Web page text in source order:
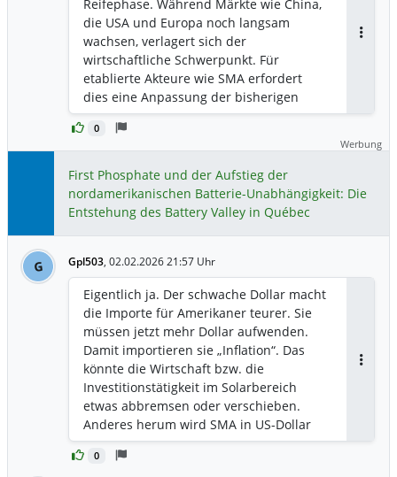
0
Reifephase. Während Märkte wie China,
die USA und Europa noch langsam
wachsen, verlagert sich der
wirtschaftliche Schwerpunkt. Für
etablierte Akteure wie SMA erfordert
dies eine Anpassung der bisherigen
(hardwareorientierten) Strategie. Ich
sehen für die Zukunft eine neue
Marktdynamik und weiter einen hohen
Margendruck im Markt. Das globale
Geschäft mit Aufdachanlagen
(Residential) stabilisiert sich auf einem
Wettbewerb aus Asien für sinkende
Hardware-Preise. Auch im Bereich der
Großanlagen (Large Scale), der m.M.n.
weltweit um 5 bis 10 % zulegt, bleibt der
Kostendruck hoch. Da
Batterietechnologien ebenfalls einem
schnellen Preisverfall unterliegen
(Technologiefortschritt und Scale-of-
Economy), lassen sich allein mit
Hardware kaum noch Spitzenmargen
erzielen. Ich glaube daran, dass
Werbung
First Phosphate und der Aufstieg der
nordamerikanischen Batterie-Unabhängigkeit: Die
Entstehung des Battery Valley in Québec
G Gpl503, 02.02.2026 21:57 Uhr
0
Eigentlich ja. Der schwache Dollar macht
die Importe für Amerikaner teurer. Sie
müssen jetzt mehr Dollar aufwenden.
Damit importieren sie „Inflation“. Das
könnte die Wirtschaft bzw. die
Investitionstätigkeit im Solarbereich
etwas abbremsen oder verschieben.
Anderes herum wird SMA in US-Dollar
bezahlt, bilanziert aber in Euro. Also
bekommt SMA weniger Euros aus dem